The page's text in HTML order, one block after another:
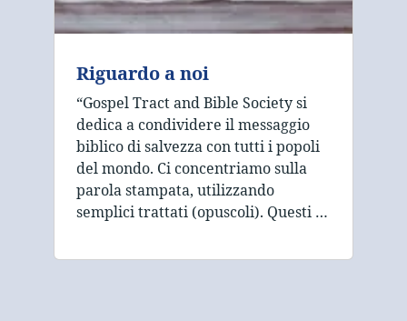
Riguardo a noi
“Gospel Tract and Bible Society si
dedica a condividere il messaggio
biblico di salvezza con tutti i popoli
del mondo. Ci concentriamo sulla
parola stampata, utilizzando
semplici trattati (opuscoli). Questi …